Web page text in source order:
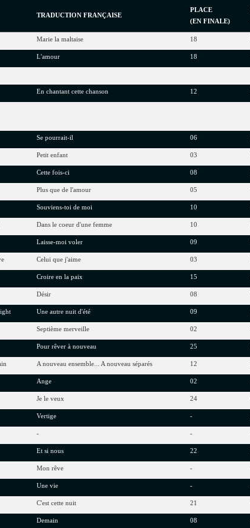
TRADUCTION FRANÇAISE
PLACE
(EN FINALE)
Marie la maltaise 18
L'amour 18
En chantant cette chanson 12
Se pourrait-il 06
Petit enfant 03
Cette fois-ci 08
Plus que de l'amour 05
Souviens-toi de moi 10
Dans le coeur d'une femme 10
Laisse-moi voler 09
Celui que j'aime 03
Croire en la paix 15
Désir 08
Une autre nuit d'été 09
Septième merveille 02
Pour rêver à nouveau 25
A nouveau ensemble... A nouveau séparés 12
Ange 02
Je le veux 24
Vertige -
- -
Et si nous 22
Mon rêve -
Une vie -
C'est cette nuit 21
Demain 08